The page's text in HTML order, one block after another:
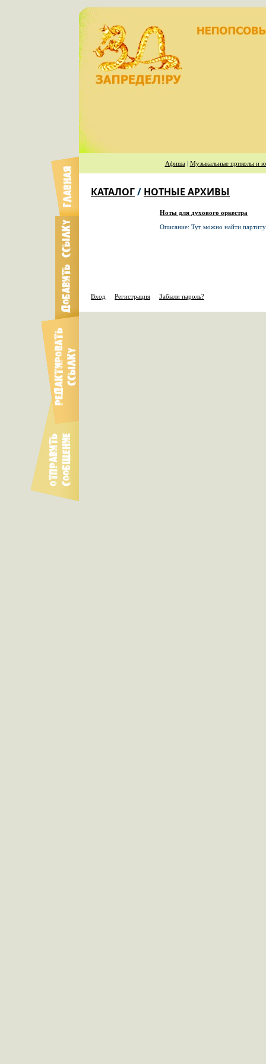
Афиша| Музыкальные приколы и
КАТАЛОГ/ НОТНЫЕ АРХИВЫ
Ноты для духового оркестра
Описание: Тут можно найти
Вход Регистрация Забыли пароль?